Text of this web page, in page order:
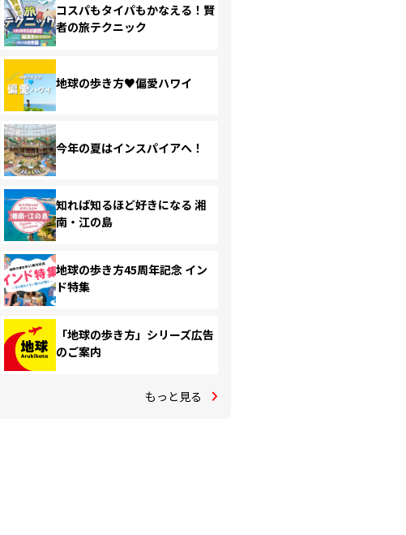
コスパもタイパもかなえる！賢
者の旅テクニック
地球の歩き方♥偏愛ハワイ
今年の夏はインスパイアへ！
知れば知るほど好きになる 湘
南・江の島
地球の歩き方45周年記念 イン
ド特集
「地球の歩き方」シリーズ広告
のご案内
もっと見る